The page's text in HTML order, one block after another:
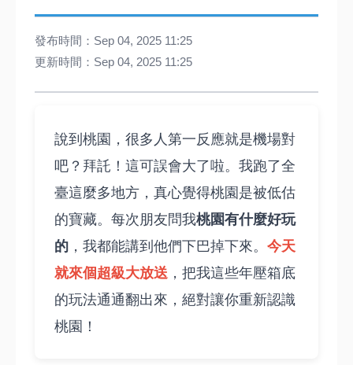
發布時間：Sep 04, 2025 11:25
更新時間：Sep 04, 2025 11:25
說到桃園，很多人第一反應就是機場對
吧？拜託！這可誤會大了啦。我跑了全
臺這麼多地方，真心覺得桃園是被低估
的寶藏。每次朋友問我桃園有什麼好玩
的 ，我都能講到他們下巴掉下來。 今天
就來個超級大放送 ，把我這些年壓箱底
的玩法通通翻出來，絕對讓你重新認識
桃園！